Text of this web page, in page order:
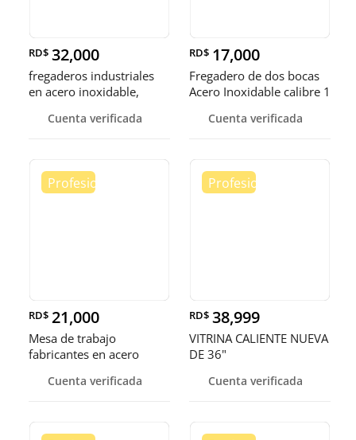
RD$ 32,000
fregaderos industriales
en acero inoxidable,
Cuenta verificada
RD$ 17,000
Fregadero de dos bocas
Acero Inoxidable calibre 1
Cuenta verificada
RD$ 21,000
Mesa de trabajo
fabricantes en acero
Cuenta verificada
RD$ 38,999
VITRINA CALIENTE NUEVA
DE 36"
Cuenta verificada